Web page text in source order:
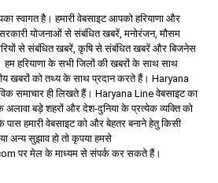
स्वागत है। हमारी वेबसाइट आपको हरियाणा और
योजनाओं से संबंधित खबरें, मनोरंजन, मौसम
से संबंधित खबरें, कृषि से संबंधित खबरें और बिजनेस
हरियाणा के सभी जिलों की खबरों के साथ साथ
खबरों को तथ्य के साथ प्रदान करते हैं। Haryana
समाचार ही लिखते हैं। Haryana Line वेबसाइट का
अलावा बड़े शहरों और देश-दुनिया के प्रत्येक व्यक्ति को
हमारी वेबसाइट को और बेहतर बनाने हेतु किसी
अन्य सुझाव हो तो कृपया हमसे
पर मेल के माध्यम से संपर्क कर सकते हैं।